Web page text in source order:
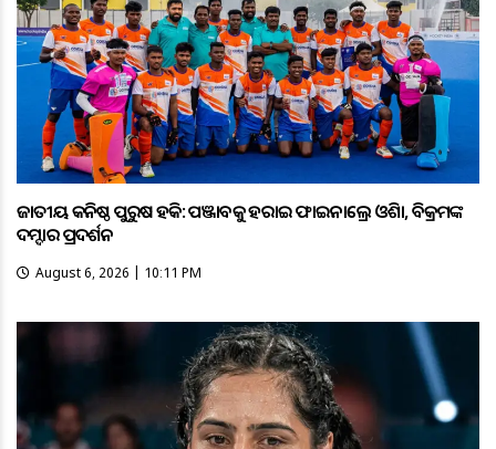
ଜାତୀୟ କନିଷ୍ଠ ପୁରୁଷ ହକି: ପଞ୍ଜାବକୁ ହରାଇ ଫାଇନାଲ୍ରେ ଓଡ଼ିଶା, ବିକ୍ରମଙ୍କ
ଦମ୍ଦାର ପ୍ରଦର୍ଶନ
August 6, 2026 | 10:11 PM